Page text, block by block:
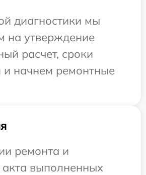
диагностики мы
на утверждение
расчет, сроки
и начнем ремонтные
ремонта и
выполненных